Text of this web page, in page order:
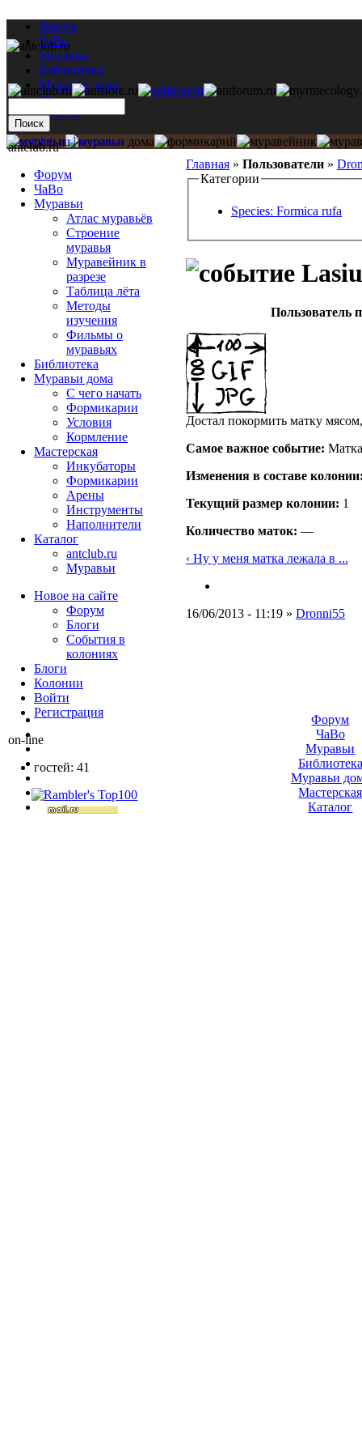
Форум
ЧаВо
Муравьи
Библиотека
Муравьи дома
Мастерская
Каталог
Главная » Пользователи »
Категории
Species: Formica rufa
Пользователь
Достал покормить матку
Самое важное событие:
Изменения в составе
Текущий размер кoлонии: 1
Количество маток: —
‹ Ну у меня матка лежала в ...
16/06/2013 - 11:19 » Dronni55
antclub.ru
Форум
ЧаВо
Муравьи
Атлас муравьёв
Строение
муравья
Муравейник в
разрезе
Таблица лёта
Методы
изучения
Фильмы о
муравьях
Библиотека
Муравьи дома
С чего начать
Формикарии
Условия
Кормление
Мастерская
Инкубаторы
Формикарии
Арены
Инструменты
Наполнители
Каталог
antclub.ru
Муравьи
Новое на сайте
Форум
Блоги
События в
колониях
Блоги
Колонии
Войти
Peгиcтpaция
on-line
гостей: 41
Форум
ЧаВо
Муравьи
Библиотека
Муравьи
Мастерская
Каталог